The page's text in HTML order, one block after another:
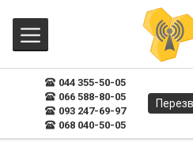
044 355-50-05
066 588-80-05
093 247-69-97
068 040-50-05